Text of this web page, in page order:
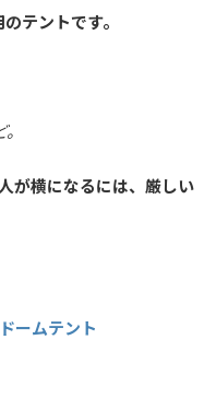
テントです。
が横になるには、厳しい
ドームテント